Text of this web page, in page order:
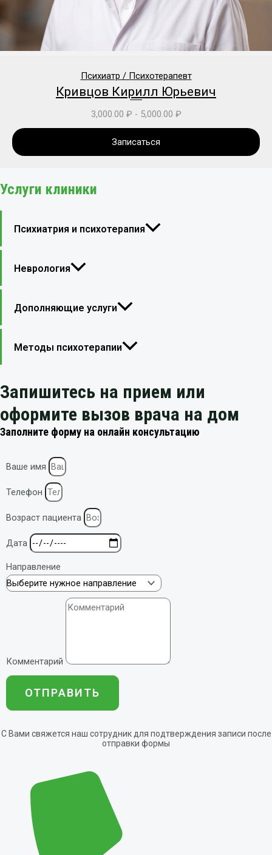
Психиатр / Психотерапевт
Кривцов Кирилл Юрьевич
3,000.00 ₽ - 5,000.00 ₽
Записаться
Услуги клиники
Психиатрия и психотерапия
Неврология
Дополняющие услуги
Методы психотерапии
Запишитесь на прием или
оформите вызов врача на дом
Заполните форму на онлайн консультацию
Ваше имя
Телефон
Возраст пациента
Дата
Направление
Комментарий
ОТПРАВИТЬ
С Вами свяжется наш сотрудник для подтверждения записи после
отправки формы